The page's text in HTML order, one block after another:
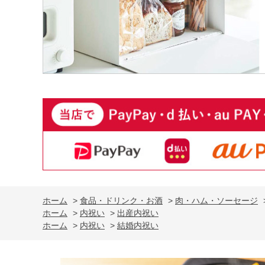
ホーム > 食品・ドリンク・お酒 > 肉・ハム・ソーセージ
ホーム
> 内祝い > 出産内祝い
ホーム
> 内祝い > 結婚内祝い